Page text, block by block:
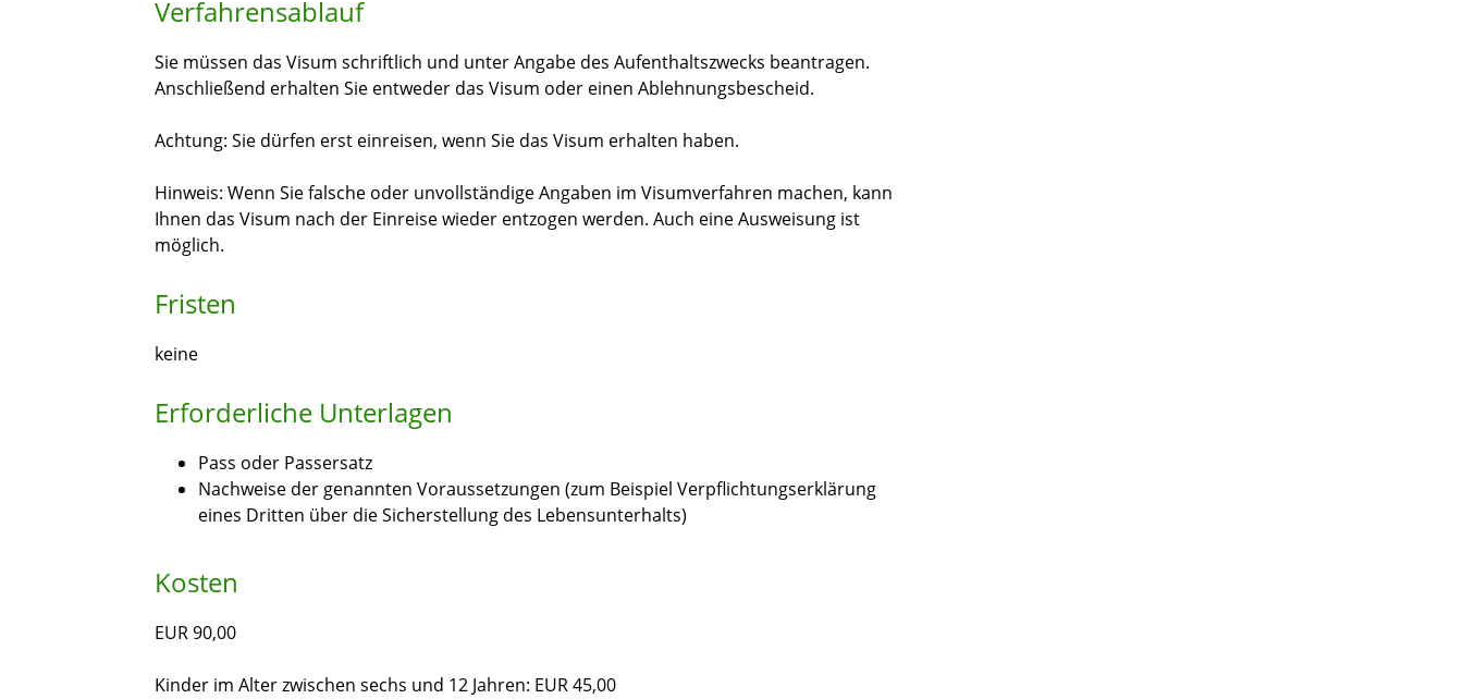
Verfahrensablauf
Sie müssen das Visum schriftlich und unter Angabe des Aufenthaltszwecks beantragen.
Anschließend erhalten Sie entweder das Visum oder einen Ablehnungsbescheid.
Achtung: Sie dürfen erst einreisen, wenn Sie das Visum erhalten haben.
Hinweis: Wenn Siefalsche oder unvollständige Angaben im Visumverfahren machen, kann
Ihnen das Visum nach der Einreisewieder entzogen werden. Auch eineAusweisung ist
möglich.
Fristen
keine
Erforderliche Unterlagen
Pass oder Passersatz
Nachweise der genannten Voraussetzungen (zum Beispiel Verpflichtungserklärung
eines Dritten über die Sicherstellung des Lebensunterhalts)
Kosten
EUR 90,00
Kinder im Alter zwischen sechs und 12 Jahren: EUR 45,00